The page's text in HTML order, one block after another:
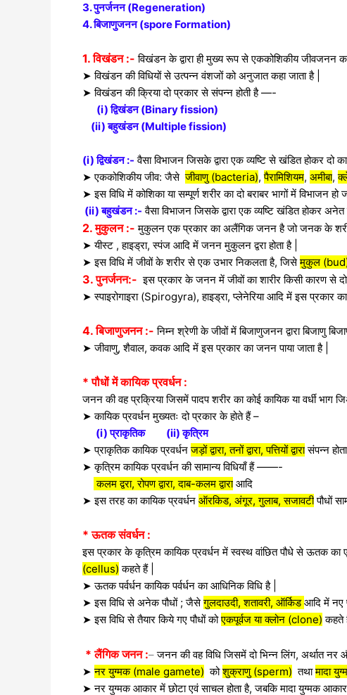
3. पुनर्जनन (Regeneration)
4. बिजाणुजनन (spore Formation)
1. विखंडन :- विखंडन के द्वारा ही मुख्य रूप से एककोशिकीय जीवजनन
➤ विखंडन की विधियों से उत्पन्न वंशजों को अनुजात कहा जाता है |
➤ विखंडन की क्रिया दो प्रकार से संपन्न होती है —-
(i) द्विखंडन (Binary fission)
(ii) बहुखंडन (Multiple fission)
(i)द्विखंडन :- वैसा विभाजन जिसके द्वारा एक व्यष्टि से खंडित होकर दो
➤ एककोशिकीय जीव: जैसेजीवाणु (bacteria),पैरामिशियम, अमीबा,
➤ इस विधि में कोशिका या सम्पूर्ण शरीर का दो बराबर भागों में विभाजन हो
(ii) बहुखंडन :- वैसा विभाजन जिसके द्वारा एक व्यष्टि खंडित होकर
2. मुकुलन :- मुकुलन एक प्रकार का अलैंगिक जनन है जो जनक के
➤ यीस्ट , हाइड्रा, स्पंज आदि में जनन मुकुलन द्वरा होता है |
➤ इस विधि में जीवों के शरीर से एक उभार निकलता है, जिसेमुकुल
3. पुनर्जनन:- इस प्रकार के जनन में जीवों का शारीर किसी कारण से
➤ स्पाइरोगाइरा (Spirogyra), हाइड्रा, प्लेनेरिया आदि में इस प्रकार का
4. बिजाणुजनन :- निम्न श्रेणी के जीवों में बिजाणुजनन द्वारा बिजाणु
➤ जीवाणु, शैवाल, कवक आदि में इस प्रकार का जनन पाया जाता है |
* पौधों में कायिक प्रवर्धन :
जनन की वह प्रक्रिया जिसमें पादप शरीर का कोई कायिक या वर्धी
➤ कायिक प्रवर्धन मुख्यतः दो प्रकार के होते हैं –
(i) प्राकृतिक
(ii) कृत्रिम
➤ प्राकृतिक कायिक प्रवर्धनजड़ों द्वारा, तनों द्वारा, पत्तियों द्वारासंपन्न होता
➤ कृत्रिम कायिक प्रवर्धन की सामान्य विधियाँ हैं ——-
कलम द्वरा, रोपण द्वारा, दाब-कलम द्वारा आदि
➤ इस तरह का कायिक प्रवर्धन ऑरकिड, अंगूर, गुलाब, सजावटीपौधों
* ऊतक संवर्धन :
इस प्रकार के कृत्रिम कायिक प्रवर्धन में स्वस्थ वांछित पौधे से ऊतक का
(cellus) कहते हैं |
➤ ऊतक पर्वर्धन कायिक पर्वर्धन का आधिनिक विधि है |
➤ इस विधि से अनेक पौधों ; जैसेगुलदाउदी, शतावरी, ऑर्किडआदि में नए
➤ इस विधि से तैयार किये गए पौधों कोएकपूर्वज या क्लोन (clone) कहते
* लैंगिक जनन :–जनन की वह विधि जिसमें दो भिन्न लिंग, अर्थात
➤नर युग्मक (male gamete) कोशुक्राणु (sperm) तथामादा
➤ नर युग्मक आकार में छोटा एवं साचल होता है, जबकि मादा युग्मक आकार